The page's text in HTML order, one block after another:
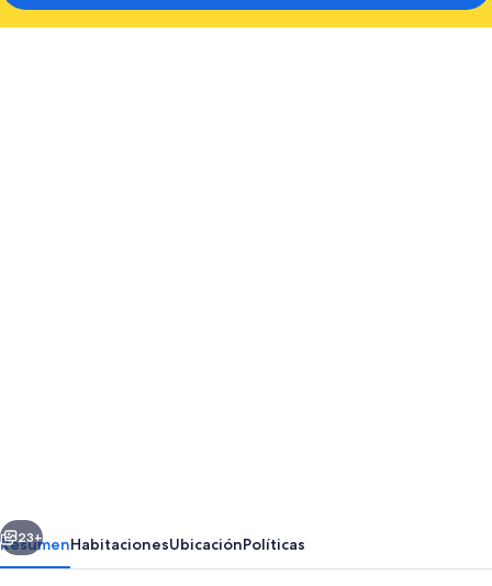
House
Siguiente
23+
ResumenHabitacionesUbicaciónPolíticas